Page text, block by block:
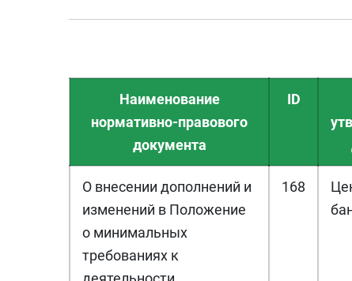
Наименование
нормативно-правового
документа
ID
О внесении дополнений и
изменений в Положение
о минимальных
требованиях к
168